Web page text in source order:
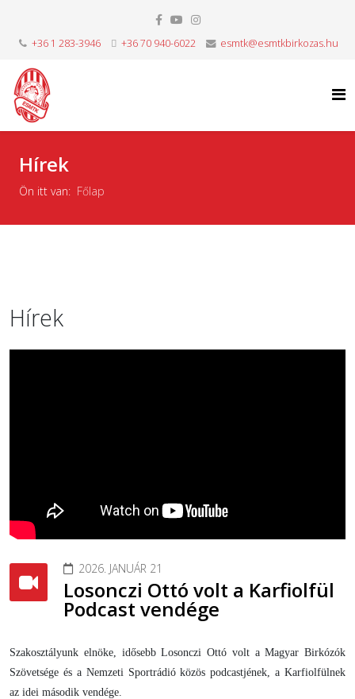
+36 1 283-3946 +36 70 940-6022 esmtk@esmtkbirkozas.hu
Hírek
Ön itt van: Főlap
Hírek
2026. JANUÁR 21
Losonczi Ottó volt a Karfiolfül
Podcast vendége
Szakosztályunk elnöke, idősebb Losonczi Ottó volt a Magyar Birkózók
Szövetsége és a Nemzeti Sportrádió közös podcastjének, a Karfiolfülnek
az idei második vendége.